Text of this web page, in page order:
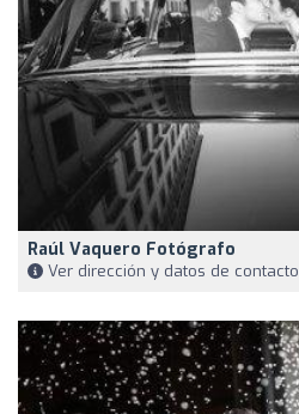
Raúl Vaquero Fotógrafo
Ver dirección y datos de contacto